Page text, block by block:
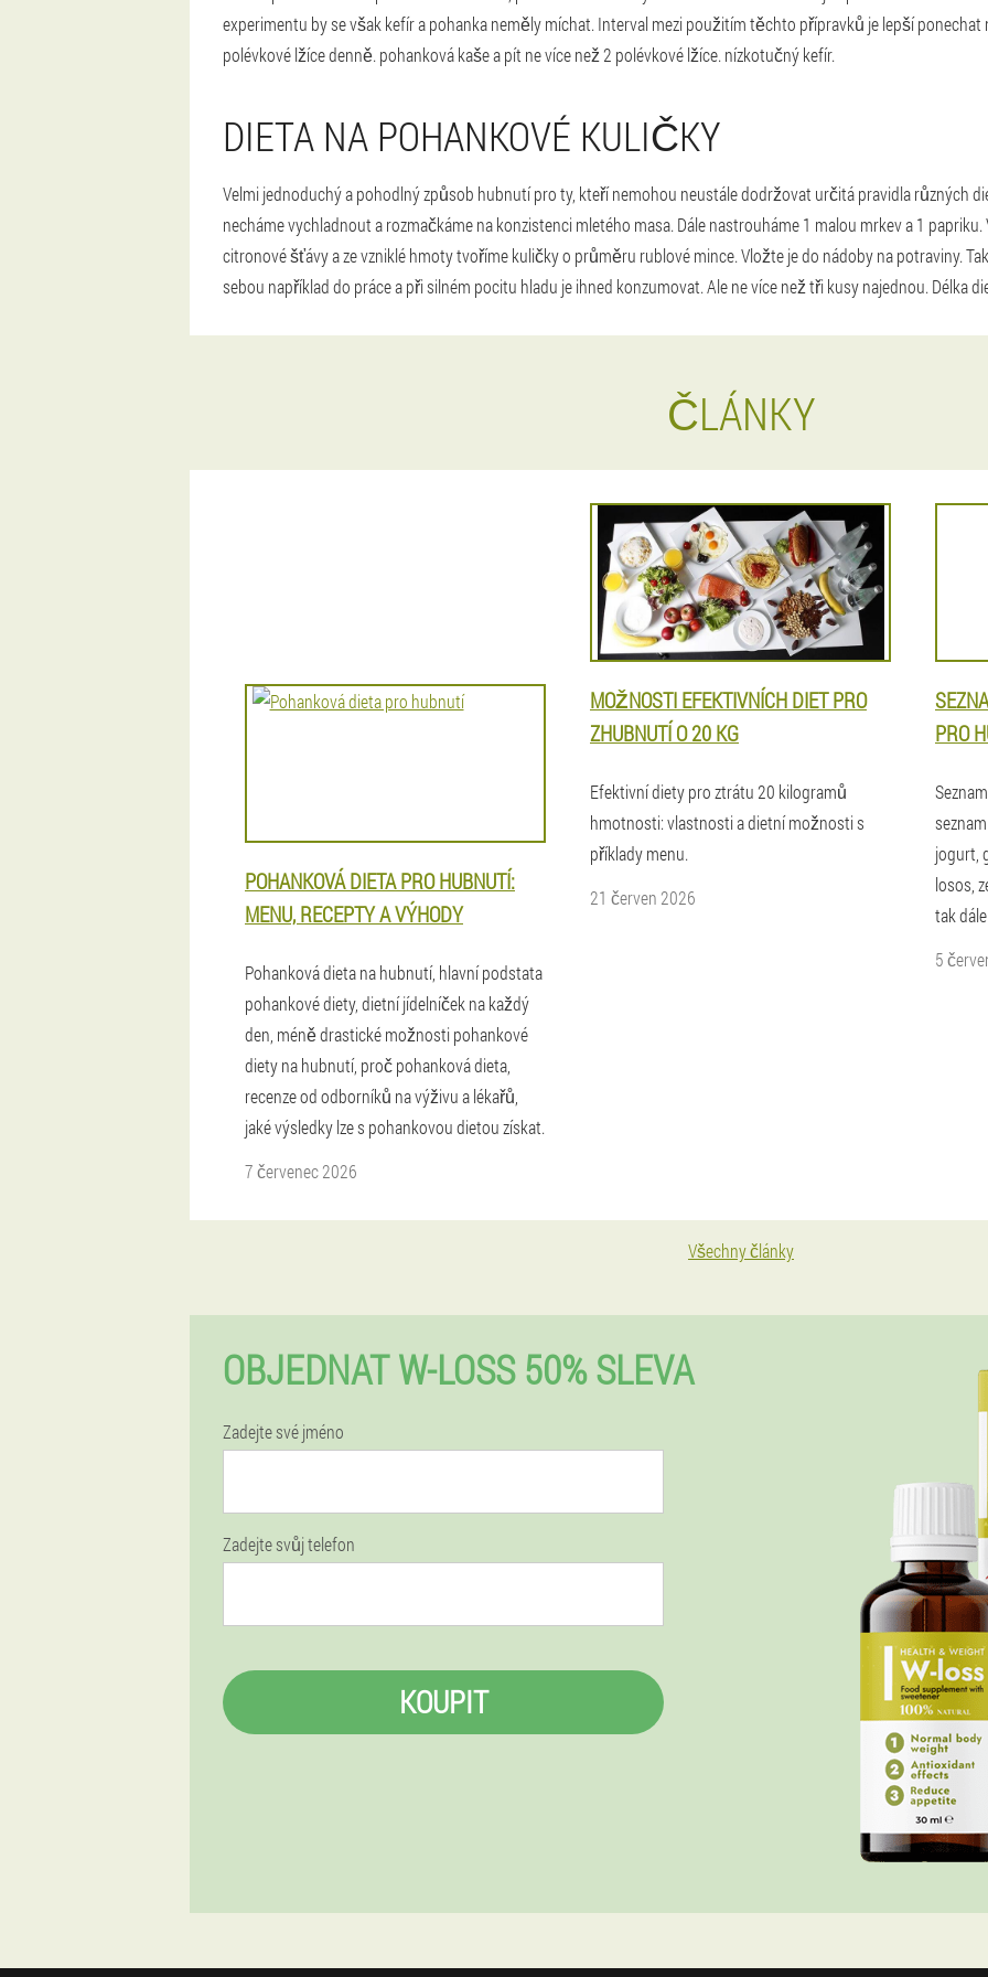
experimentu by se však kefír a pohanka neměly míchat. Interval mezi použitím těchto přípravků je lepší
polévkové lžíce denně. pohanková kaše a pít ne více než 2 polévkové lžíce. nízkotučný kefír.
DIETA NA POHANKOVÉ KULIČKY
Velmi jednoduchý a pohodlný způsob hubnutí pro ty, kteří nemohou neustále dodržovat určitá pravidla různých
necháme vychladnout a rozmačkáme na konzistenci mletého masa. Dále nastrouháme 1 malou mrkev a 1
citronové šťávy a ze vzniklé hmoty tvoříme kuličky o průměru rublové mince. Vložte je do nádoby na potraviny.
sebou například do práce a při silném pocitu hladu je ihned konzumovat. Ale ne více než tři kusy najednou. Délka
ČLÁNKY
POHANKOVÁ DIETA PRO HUBNUTÍ:
MENU, RECEPTY A VÝHODY
Pohanková dieta na hubnutí, hlavní podstata
pohankové diety, dietní jídelníček na každý
den, méně drastické možnosti pohankové
diety na hubnutí, proč pohanková dieta,
recenze od odborníků na výživu a lékařů,
jaké výsledky lze s pohankovou dietou získat.
7 červenec 2026
MOŽNOSTI EFEKTIVNÍCH DIET PRO
ZHUBNUTÍ O 20 KG
Efektivní diety pro ztrátu 20 kilogramů
hmotnosti: vlastnosti a dietní možnosti s
příklady menu.
21 červen 2026
PRO
jogurt,
losos,
tak
5
Všechny články
OBJEDNAT W-LOSS 50% SLEVA
Zadejte své jméno
Zadejte svůj telefon
KOUPIT